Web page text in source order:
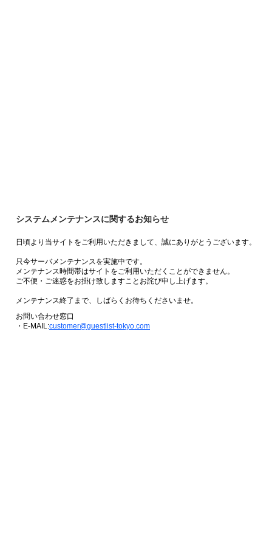
システムメンテナンスに関するお知らせ
日頃より当サイトをご利用いただきまして、誠にありがとうございます。
只今サーバメンテナンスを実施中です。
メンテナンス時間帯はサイトをご利用いただくことができません。
ご不便・ご迷惑をお掛け致しますことお詫び申し上げます。
メンテナンス終了まで、しばらくお待ちくださいませ。
お問い合わせ窓口
・E-MAIL:customer@guestlist-tokyo.com